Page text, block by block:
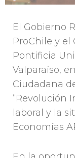
El Gobierno
ProChile y el
Pontificia
Valparaíso,
Ciudadana
“Revolución
laboral y la
Economías